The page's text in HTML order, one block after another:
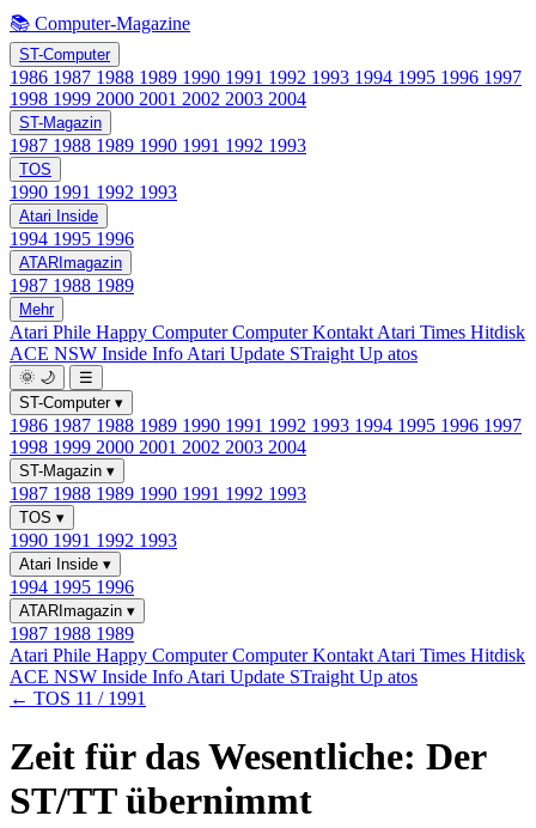
📚 Computer-Magazine
ST-Computer
1986 1987 1988 1989 1990 1991 1992 1993 1994 1995 1996 1997
1998 1999 2000 2001 2002 2003 2004
ST-Magazin
1987 1988 1989 1990 1991 1992 1993
TOS
1990 1991 1992 1993
Atari Inside
1994 1995 1996
ATARImagazin
1987 1988 1989
Mehr
Atari Phile Happy ComputerComputer Kontakt Atari Times Hitdisk
ACE NSW Inside Info Atari Update STraight Up atos
🌞 🌙
☰
ST-Computer ▾
1986 1987 1988 1989 1990 1991 1992 1993 1994 1995 1996 1997
1998 1999 2000 2001 2002 2003 2004
ST-Magazin ▾
1987 1988 1989 1990 1991 1992 1993
TOS ▾
1990 1991 1992 1993
Atari Inside ▾
1994 1995 1996
ATARImagazin ▾
1987 1988 1989
Atari Phile Happy ComputerComputer Kontakt Atari Times Hitdisk
ACE NSW Inside Info Atari Update STraight Up atos
← TOS 11 / 1991
Zeit für das Wesentliche: Der
ST/TT übernimmt